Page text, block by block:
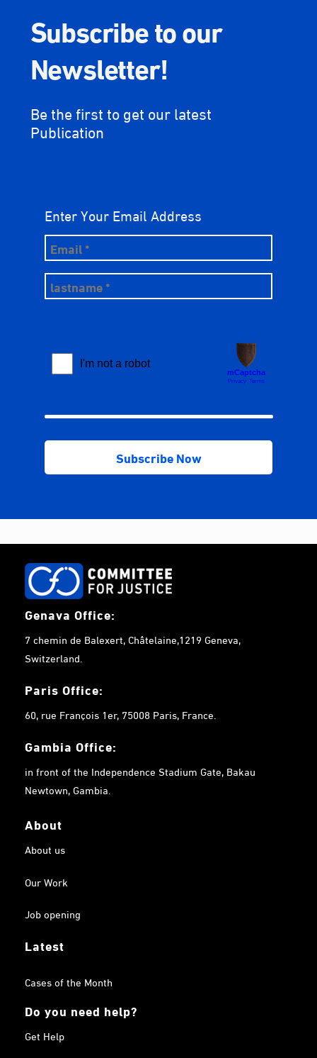
Subscribe to our
Newsletter!
Be the first to get our latest
Publication
Enter Your Email Address
Genava Office:
7 chemin de Balexert, Châtelaine,1219 Geneva,
Switzerland.
Paris Office:
60, rue François 1er, 75008 Paris, France.
Gambia Office:
in front of the Independence Stadium Gate, Bakau
Newtown, Gambia.
About
About us
Our Work
Job opening
Latest
Cases of the Month
Do you need help?
Get Help